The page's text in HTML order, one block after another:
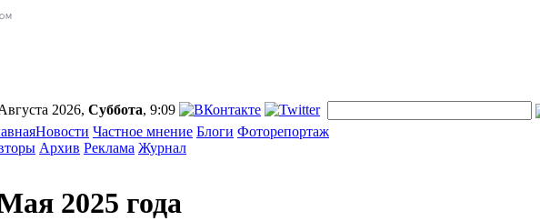
2026, Суббота, 9:09
Новости Частное мнение Блоги Фоторепортаж
Архив Реклама Журнал
2025 года